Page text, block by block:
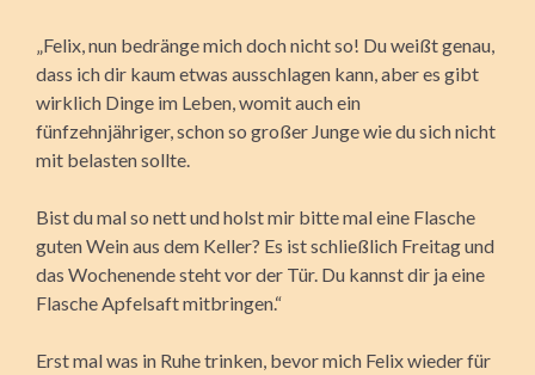
„Felix, nun bedränge mich doch nicht so! Du weißt genau,
dass ich dir kaum etwas ausschlagen kann, aber es gibt
wirklich Dinge im Leben, womit auch ein
fünfzehnjähriger, schon so großer Junge wie du sich nicht
mit belasten sollte.
Bist du mal so nett und holst mir bitte mal eine Flasche
guten Wein aus dem Keller? Es ist schließlich Freitag und
das Wochenende steht vor der Tür. Du kannst dir ja eine
Flasche Apfelsaft mitbringen.“
Erst mal was in Ruhe trinken, bevor mich Felix wieder für